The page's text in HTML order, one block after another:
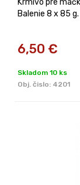
Balenie 8 x 85 g.
6,50 €
Skladom 10 ks
Obj. čislo: 4201